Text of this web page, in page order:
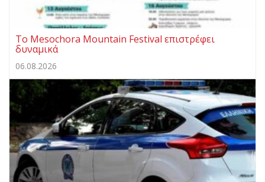
Το Mesochora Mountain Festival επιστρέφει
δυναμικά
06.08.2026